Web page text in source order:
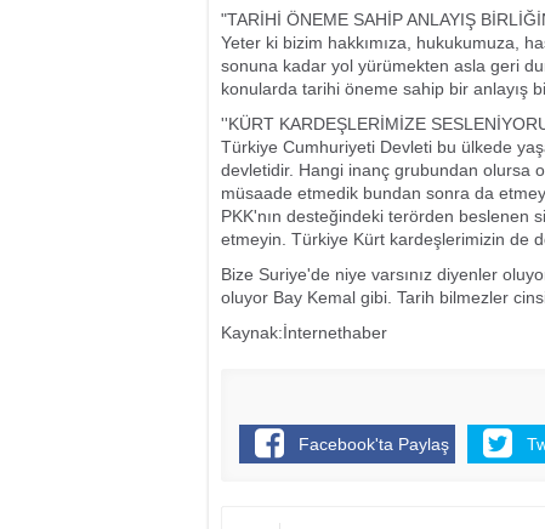
"TARİHİ ÖNEME SAHİP ANLAYIŞ
Yeter ki bizim hakkımıza, hukukumuza,
sonuna kadar yol yürümekten asla geri
konularda tarihi öneme sahip bir anlayış
''KÜRT KARDEŞLERİMİZE
Türkiye Cumhuriyeti Devleti bu ülkede
devletidir. Hangi inanç grubundan olursa
müsaade etmedik bundan sonra da
PKK'nın desteğindeki terörden beslenen
etmeyin. Türkiye Kürt kardeşlerimizin de
Bize Suriye'de niye varsınız diyenler
oluyor Bay Kemal gibi. Tarih bilmezler
Kaynak:İnternethaber
Facebook'ta Paylaş